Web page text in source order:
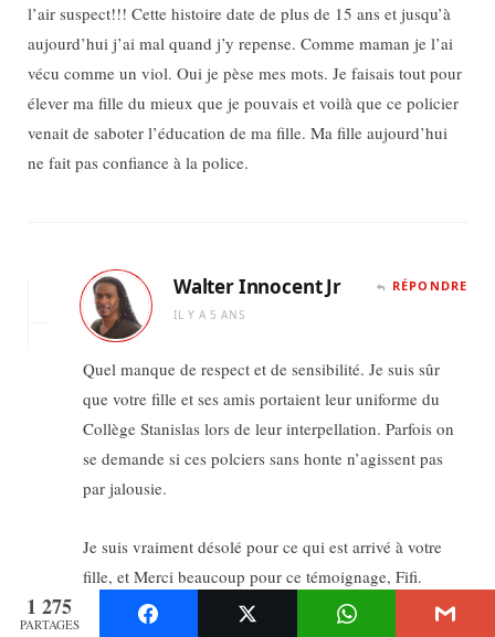
l’air suspect!!! Cette histoire date de plus de 15 ans et jusqu’à
aujourd’hui j’ai mal quand j’y repense. Comme maman je l’ai
vécu comme un viol. Oui je pèse mes mots. Je faisais tout pour
élever ma fille du mieux que je pouvais et voilà que ce policier
venait de saboter l’éducation de ma fille. Ma fille aujourd’hui
ne fait pas confiance à la police.
Walter Innocent Jr
IL Y A 5 ANS
RÉPONDRE
Quel manque de respect et de sensibilité. Je suis sûr
que votre fille et ses amis portaient leur uniforme du
Collège Stanislas lors de leur interpellation. Parfois on
se demande si ces polciers sans honte n’agissent pas
par jalousie.
Je suis vraiment désolé pour ce qui est arrivé à votre
fille, et Merci beaucoup pour ce témoignage, Fifi.
1 275
PARTAGES